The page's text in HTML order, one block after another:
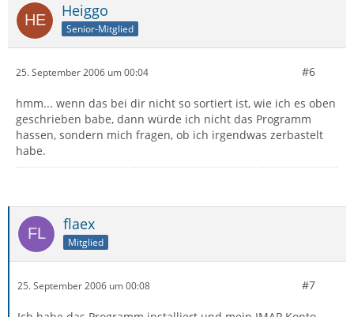
Heiggo
Senior-Mitglied
25. September 2006 um 00:04 #6
hmm... wenn das bei dir nicht so sortiert ist, wie ich es oben
geschrieben babe, dann würde ich nicht das Programm
hassen, sondern mich fragen, ob ich irgendwas zerbastelt
habe.
flaex
Mitglied
25. September 2006 um 00:08 #7